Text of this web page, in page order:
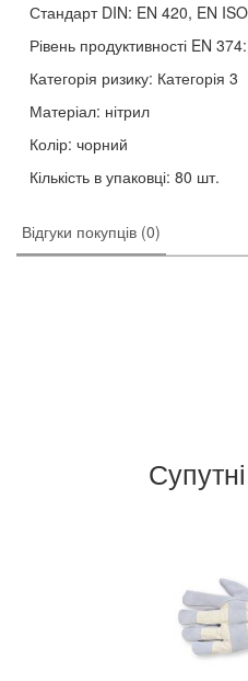
Стандарт DIN: EN 420, EN
Рівень продуктивності EN
Категорія ризику: Категорія 3
Матеріал: нітрил
Колір: чорний
Кількість в упаковці: 80 шт.
Відгуки покупців (0)